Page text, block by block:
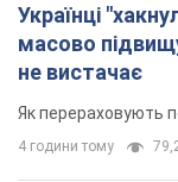
Українці
масово
не вистачає
Як перераховують
4 години тому